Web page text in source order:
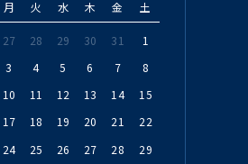
月 火 水 木 金 土
27 28 29 30 31
1
3 4 5 6 7
8
10 11 12 13 14
15
17 18 19 20 21
22
24 25 26 27 28
29